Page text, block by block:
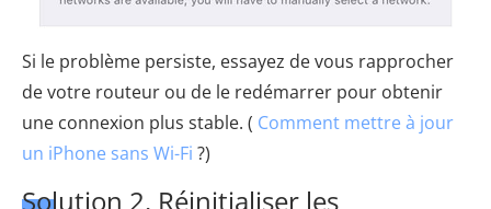
Si le problème persiste, essayez de vous rapprocher
de votre routeur ou de le redémarrer pour obtenir
une connexion plus stable. ( Comment mettre à jour
un iPhone sans Wi-Fi ?)
Solution 2. Réinitialiser les